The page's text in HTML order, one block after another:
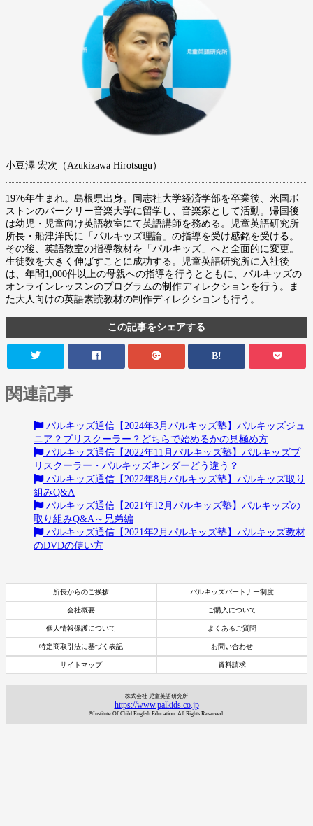
小豆澤 宏次（Azukizawa Hirotsugu）
1976年生まれ。島根県出身。同志社大学経済学部を卒業後、米国ボ
ストンのバークリー音楽大学に留学し、音楽家として活動。帰国後
は幼児・児童向け英語教室にて英語講師を務める。児童英語研究所
所長・船津洋氏に「パルキッズ理論」の指導を受け感銘を受ける。
その後、英語教室の指導教材を「パルキッズ」へと全面的に変更。
生徒数を大きく伸ばすことに成功する。児童英語研究所に入社後
は、年間1,000件以上の母親への指導を行うとともに、パルキッズの
オンラインレッスンのプログラムの制作ディレクションを行う。ま
た大人向けの英語素読教材の制作ディレクションも行う。
この記事をシェアする
B!
関連記事
パルキッズ通信【2024年3月パルキッズ塾】パルキッズジュ
ニア？プリスクーラー？どちらで始めるかの見極め方
パルキッズ通信【2022年11月パルキッズ塾】パルキッズプ
リスクーラー・パルキッズキンダーどう違う？
パルキッズ通信【2022年8月パルキッズ塾】パルキッズ取り
組みQ&A
パルキッズ通信【2021年12月パルキッズ塾】パルキッズの
取り組みQ&A～兄弟編
パルキッズ通信【2021年2月パルキッズ塾】パルキッズ教材
のDVDの使い方
所長からのご挨拶 パルキッズパートナー制度
会社概要 ご購入について
個人情報保護について よくあるご質問
特定商取引法に基づく表記 お問い合わせ
サイトマップ 資料請求
株式会社 児童英語研究所
https://www.palkids.co.jp
©Institute Of Child English Education. All Rights Reserved.